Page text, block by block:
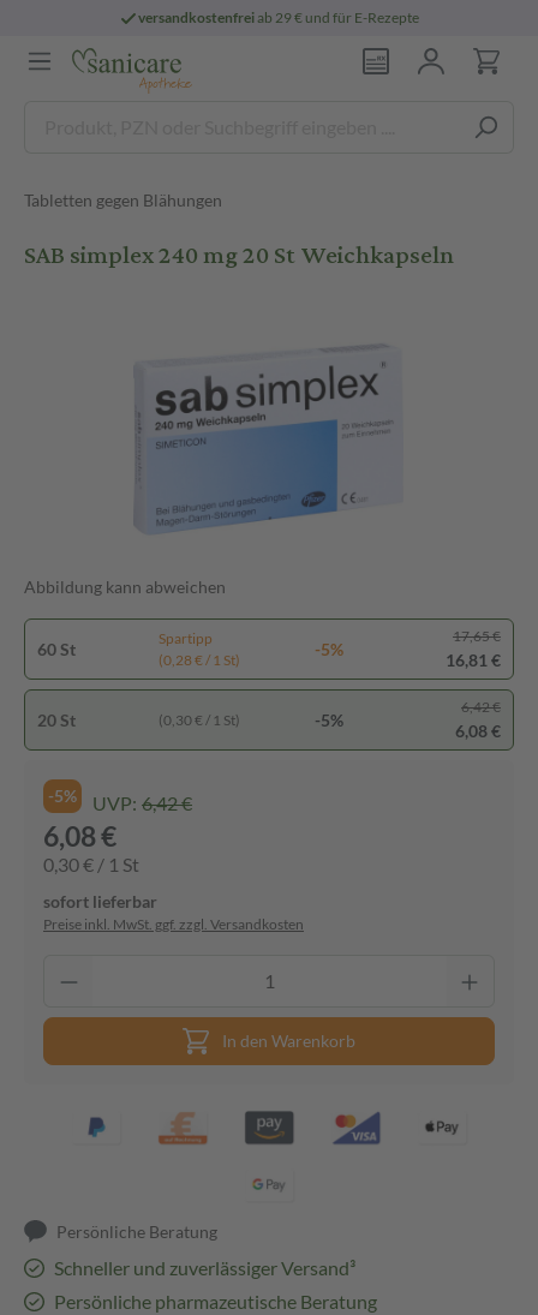
versandkostenfreiab 29 € und für E-Rezepte
Tabletten gegen Blähungen
SAB simplex 240 mg 20 St Weichkapseln
Abbildung kann abweichen
60 St
Spartipp
(0,28 € / 1 St)
-5%
17,65 €
16,81 €
20 St (0,30 € / 1 St) -5%
6,42 €
6,08 €
-5% UVP: 6,42 €
6,08 €
0,30 € / 1 St
sofort lieferbar
Preise inkl. MwSt. ggf. zzgl. Versandkosten
In den Warenkorb
Persönliche Beratung
Schneller und zuverlässiger Versand³
Persönliche pharmazeutische Beratung